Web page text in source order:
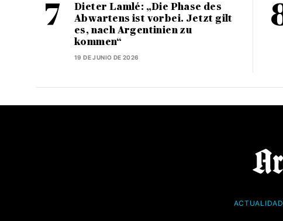
Dieter Lamlé: „Die Phase des
Abwartens ist vorbei. Jetzt gilt
es, nach Argentinien zu
kommen“
19 DE JUNIO DE 2026
ACTUALIDAD